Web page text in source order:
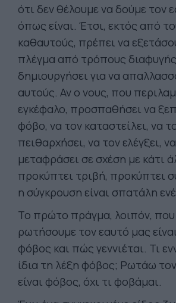
ότι δεν θέλουμε να δούμε τον
όπως είναι. Έτσι, εκτός από
καθαυτούς, πρέπει να
πλέγμα από τρόπους
δημιουργήσει για να
αυτούς. Αν ο νους, που
εγκέφαλο, προσπαθήσει να
φόβο, να τον καταστείλει, να
πειθαρχήσει, να τον ελέγξει,
μεταφράσει σε σχέση με κάτι
προκύπτει τριβή, προκύπτει
η σύγκρουση είναι σπατάλη
Το πρώτο πράγμα, λοιπόν, που
ρωτήσουμε τον εαυτό μας είναι
φόβος και πώς γεννιέται. Τι
ίδια τη λέξη φόβος; Ρωτάω
είναι φόβος, όχι τι φοβάμαι.